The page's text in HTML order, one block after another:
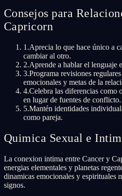
Consejos para
Capricorn
1 .Aprecia lo que hace único a
cambiar al otro.
2.Aprende a hablar el lenguaje
3.Programa revisiones
emocionales y metas de la
4.Celebra las diferencias como
en lugar de fuentes de conflicto.
5.Mantén identidades
como pareja.
Quimica Sexual e
La conexion intima entre Cancer y
energias elementales y planetas
dinamicas emocionales y espirituales
signos.